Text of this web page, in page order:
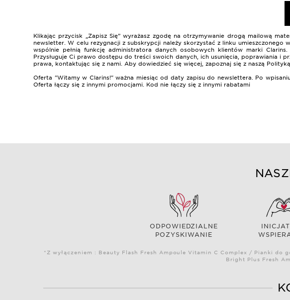
Klikając przycisk „Zapisz Się” wyrażasz zgodę na otrzymywanie drogą mailową
newsletter. W celu rezygnacji z subskrypcji należy skorzystać z linku
wspólnie pełnią funkcję administratora danych osobowych klientów marki
Przysługuje Ci prawo dostępu do treści swoich danych, ich usunięcia, poprawiania i
prawa, kontaktując się z nami. Aby dowiedzieć się więcej, zapoznaj się z naszą
Oferta "Witamy w Clarins!" ważna miesiąc od daty zapisu do newslettera. Po
Oferta łączy się z innymi promocjami. Kod nie łączy się z innymi rabatami
ODPOWIEDZIALNE
POZYSKIWANIE
*Z wyłączeniem : Beauty Flash Fresh Ampoule Vitamin C Complex / Pianki
Bright Plus Fresh